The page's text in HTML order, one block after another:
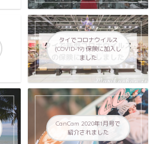
タイでコロナウイルス
(COVID-19) 保険に加入し
ました
CanCam 2020年1月号で
紹介されました